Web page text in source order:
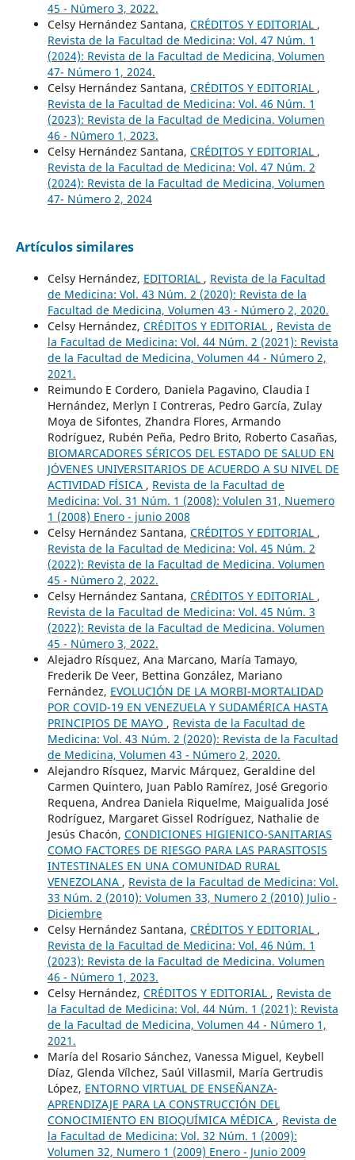
45 - Número 3, 2022.
Celsy Hernández Santana, CRÉDITOS Y EDITORIAL ,
Revista de la Facultad de Medicina: Vol. 47 Núm. 1
(2024): Revista de la Facultad de Medicina, Volumen
47- Número 1, 2024.
Celsy Hernández Santana, CRÉDITOS Y EDITORIAL ,
Revista de la Facultad de Medicina: Vol. 46 Núm. 1
(2023): Revista de la Facultad de Medicina. Volumen
46 - Número 1, 2023.
Celsy Hernández Santana, CRÉDITOS Y EDITORIAL ,
Revista de la Facultad de Medicina: Vol. 47 Núm. 2
(2024): Revista de la Facultad de Medicina, Volumen
47- Número 2, 2024
Artículos similares
Celsy Hernández, EDITORIAL , Revista de la Facultad
de Medicina: Vol. 43 Núm. 2 (2020): Revista de la
Facultad de Medicina, Volumen 43 - Número 2, 2020.
Celsy Hernández, CRÉDITOS Y EDITORIAL , Revista de
la Facultad de Medicina: Vol. 44 Núm. 2 (2021): Revista
de la Facultad de Medicina, Volumen 44 - Número 2,
2021.
Reimundo E Cordero, Daniela Pagavino, Claudia I
Hernández, Merlyn I Contreras, Pedro García, Zulay
Moya de Sifontes, Zhandra Flores, Armando
Rodríguez, Rubén Peña, Pedro Brito, Roberto Casañas,
BIOMARCADORES SÉRICOS DEL ESTADO DE SALUD EN
JÓVENES UNIVERSITARIOS DE ACUERDO A SU NIVEL DE
ACTIVIDAD FÍSICA , Revista de la Facultad de
Medicina: Vol. 31 Núm. 1 (2008): Volulen 31, Nuemero
1 (2008) Enero - junio 2008
Celsy Hernández Santana, CRÉDITOS Y EDITORIAL ,
Revista de la Facultad de Medicina: Vol. 45 Núm. 2
(2022): Revista de la Facultad de Medicina. Volumen
45 - Número 2, 2022.
Celsy Hernández Santana, CRÉDITOS Y EDITORIAL ,
Revista de la Facultad de Medicina: Vol. 45 Núm. 3
(2022): Revista de la Facultad de Medicina. Volumen
45 - Número 3, 2022.
Alejadro Rísquez, Ana Marcano, María Tamayo,
Frederik De Veer, Bettina González, Mariano
Fernández, EVOLUCIÓN DE LA MORBI-MORTALIDAD
POR COVID-19 EN VENEZUELA Y SUDAMÉRICA HASTA
PRINCIPIOS DE MAYO , Revista de la Facultad de
Medicina: Vol. 43 Núm. 2 (2020): Revista de la Facultad
de Medicina, Volumen 43 - Número 2, 2020.
Alejandro Rísquez, Marvic Márquez, Geraldine del
Carmen Quintero, Juan Pablo Ramírez, José Gregorio
Requena, Andrea Daniela Riquelme, Maigualida José
Rodríguez, Margaret Gissel Rodríguez, Nathalie de
Jesús Chacón, CONDICIONES HIGIENICO-SANITARIAS
COMO FACTORES DE RIESGO PARA LAS PARASITOSIS
INTESTINALES EN UNA COMUNIDAD RURAL
VENEZOLANA , Revista de la Facultad de Medicina: Vol.
33 Núm. 2 (2010): Volumen 33, Numero 2 (2010) Julio -
Diciembre
Celsy Hernández Santana, CRÉDITOS Y EDITORIAL ,
Revista de la Facultad de Medicina: Vol. 46 Núm. 1
(2023): Revista de la Facultad de Medicina. Volumen
46 - Número 1, 2023.
Celsy Hernández, CRÉDITOS Y EDITORIAL , Revista de
la Facultad de Medicina: Vol. 44 Núm. 1 (2021): Revista
de la Facultad de Medicina, Volumen 44 - Número 1,
2021.
María del Rosario Sánchez, Vanessa Miguel, Keybell
Díaz, Glenda Vílchez, Saúl Villasmil, María Gertrudis
López, ENTORNO VIRTUAL DE ENSEÑANZA-
APRENDIZAJE PARA LA CONSTRUCCIÓN DEL
CONOCIMIENTO EN BIOQUÍMICA MÉDICA , Revista de
la Facultad de Medicina: Vol. 32 Núm. 1 (2009):
Volumen 32, Numero 1 (2009) Enero - Junio 2009